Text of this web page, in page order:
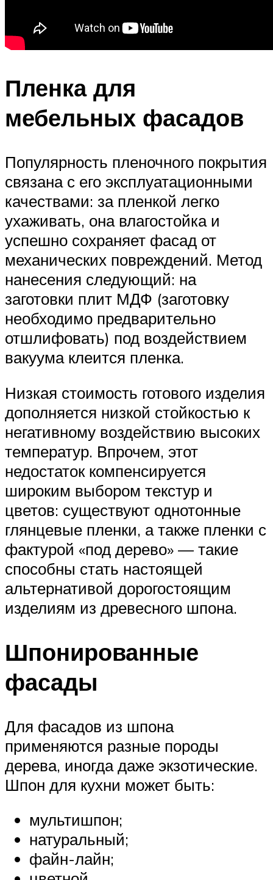
Пленка для
мебельных фасадов
Популярность пленочного покрытия
связана с его эксплуатационными
качествами: за пленкой легко
ухаживать, она влагостойка и
успешно сохраняет фасад от
механических повреждений. Метод
нанесения следующий: на
заготовки плит МДФ (заготовку
необходимо предварительно
отшлифовать) под воздействием
вакуума клеится пленка.
Низкая стоимость готового изделия
дополняется низкой стойкостью к
негативному воздействию высоких
температур. Впрочем, этот
недостаток компенсируется
широким выбором текстур и
цветов: существуют однотонные
глянцевые пленки, а также пленки с
фактурой «под дерево» — такие
способны стать настоящей
альтернативой дорогостоящим
изделиям из древесного шпона.
Шпонированные
фасады
Для фасадов из шпона
применяются разные породы
дерева, иногда даже экзотические.
Шпон для кухни может быть:
мультишпон;
натуральный;
файн-лайн;